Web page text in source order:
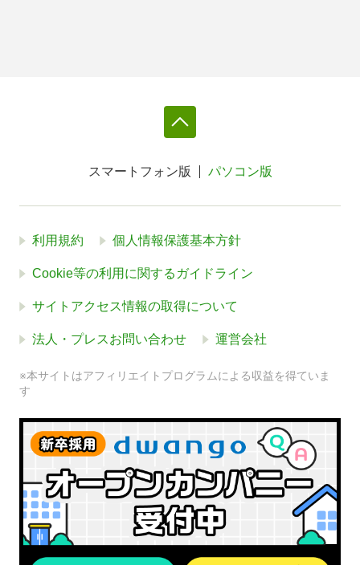
スマートフォン版 パソコン版
利用規約 個人情報保護基本方針
Cookie等の利用に関するガイドライン
サイトアクセス情報の取得について
法人・プレスお問い合わせ 運営会社
※本サイトはアフィリエイトプログラムによる収益を得ていま
す